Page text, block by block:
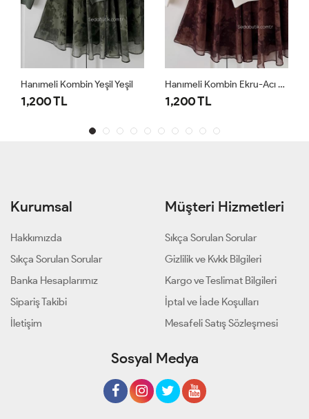
1,200 TL 1,200 TL
Kurumsal
Hakkımızda
Sıkça Sorulan Sorular
Banka Hesaplarımız
Sipariş Takibi
İletişim
Müşteri Hizmetleri
Sıkça Sorulan Sorular
Gizlilik ve Kvkk Bilgileri
Kargo ve Teslimat Bilgileri
İptal ve İade Koşulları
Mesafeli Satış Sözleşmesi
Sosyal Medya